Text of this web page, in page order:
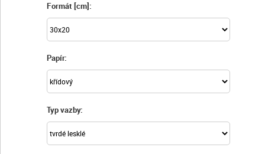
Formát [cm]:
Papír:
Typ vazby: